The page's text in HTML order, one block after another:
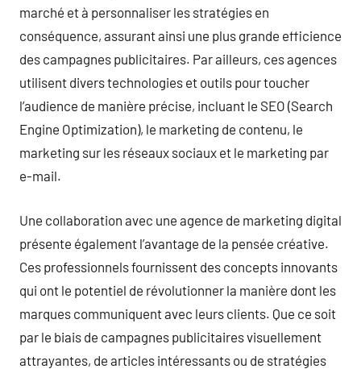
marché et à personnaliser les stratégies en
conséquence, assurant ainsi une plus grande efficience
des campagnes publicitaires. Par ailleurs, ces agences
utilisent divers technologies et outils pour toucher
l’audience de manière précise, incluant le SEO (Search
Engine Optimization), le marketing de contenu, le
marketing sur les réseaux sociaux et le marketing par
e-mail.
Une collaboration avec une agence de marketing digital
présente également l’avantage de la pensée créative.
Ces professionnels fournissent des concepts innovants
qui ont le potentiel de révolutionner la manière dont les
marques communiquent avec leurs clients. Que ce soit
par le biais de campagnes publicitaires visuellement
attrayantes, de articles intéressants ou de stratégies